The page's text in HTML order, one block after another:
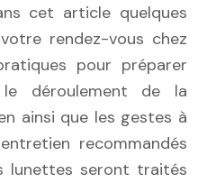
cet article quelques
rendez-vous chez
pour préparer
déroulement de la
ainsi que les gestes à
recommandés
lunettes seront traités